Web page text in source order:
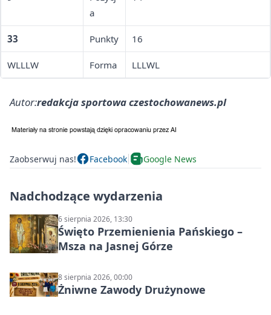
a
33 Punkty 16
WLLLW Forma LLLWL
Autor:redakcja sportowa czestochowanews.pl
Zaobserwuj nas! Facebook Google News
Nadchodzące wydarzenia
6 sierpnia 2026, 13:30
Święto Przemienienia Pańskiego –
Msza na Jasnej Górze
8 sierpnia 2026, 00:00
Żniwne Zawody Drużynowe